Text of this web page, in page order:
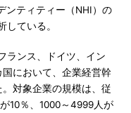
ンティティー（NHI）の
ている。
ランス、ドイツ、イン
において、企業経営幹
対象企業の規模は、従
10％、1000～4999人が